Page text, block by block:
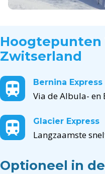
Hoogtepunten
Zwitserland
Bernina Express
Via de Albula-
Glacier Express
Langzaamste
Optioneel in